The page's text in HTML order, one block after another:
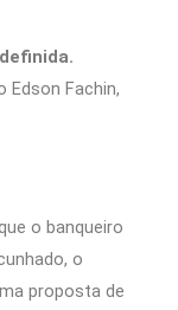
Edson Fachin,
o banqueiro
o
proposta de